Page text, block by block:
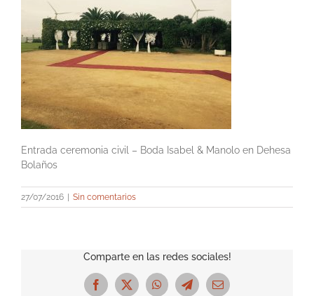
Entrada ceremonia civil – Boda Isabel & Manolo en Dehesa
Bolaños
27/07/2016 Sin comentarios
Comparte en las redes sociales!
Facebook
X WhatsAppTelegramCorreo